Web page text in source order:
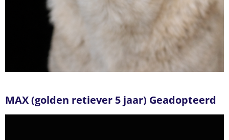
MAX (golden retiever 5 jaar) Geadopteerd